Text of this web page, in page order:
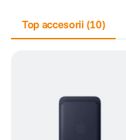
Top accesorii (10)